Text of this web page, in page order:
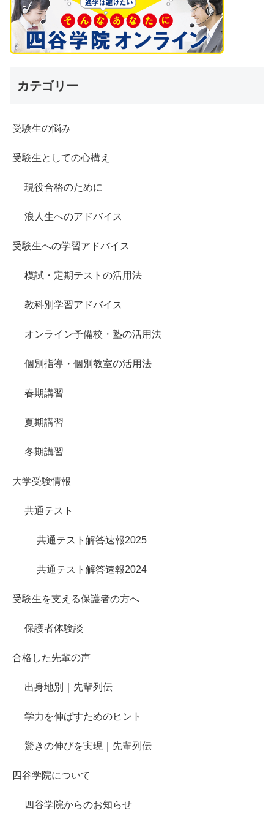
カテゴリー
受験生の悩み
受験生としての心構え
現役合格のために
浪人生へのアドバイス
受験生への学習アドバイス
模試・定期テストの活用法
教科別学習アドバイス
オンライン予備校・塾の活用法
個別指導・個別教室の活用法
春期講習
夏期講習
冬期講習
大学受験情報
共通テスト
共通テスト解答速報2025
共通テスト解答速報2024
受験生を支える保護者の方へ
保護者体験談
合格した先輩の声
出身地別｜先輩列伝
学力を伸ばすためのヒント
驚きの伸びを実現｜先輩列伝
四谷学院について
四谷学院からのお知らせ